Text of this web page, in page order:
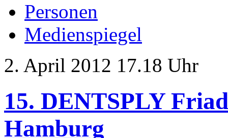
Personen
Medienspiegel
2. April 2012 17.18 Uhr
15. DENTSPLY
Hamburg